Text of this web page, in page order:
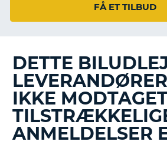
FÅ ET TILBUD
DETTE
IKKE
ANMELDELSER